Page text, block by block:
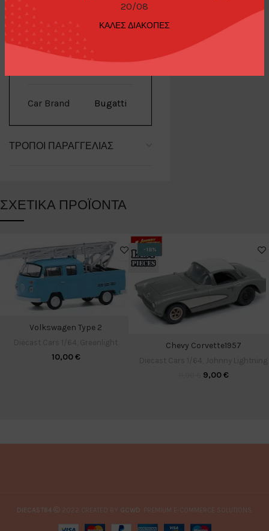
20/08
ΚΑΛΕΣ ΔΙΑΚΟΠΕΣ
ΕΠΙΠΛΈΟΝ ΠΛΗΡΟΦΟΡΊΕΣ
Minigt
Car Brand Bugatti
ΤΡΌΠΟΙ ΠΑΡΑΓΓΕΛΊΑΣ
ΣΧΕΤΙΚΆ ΠΡΟΪΌΝΤΑ
Volkswagen Type 2
10,00€
-18%
Chevy Corvette1957
9,00€
DIECAST64 2022 CREATED BY GCWD . PREMIUM E-COMMERCE SOLUTIONS.